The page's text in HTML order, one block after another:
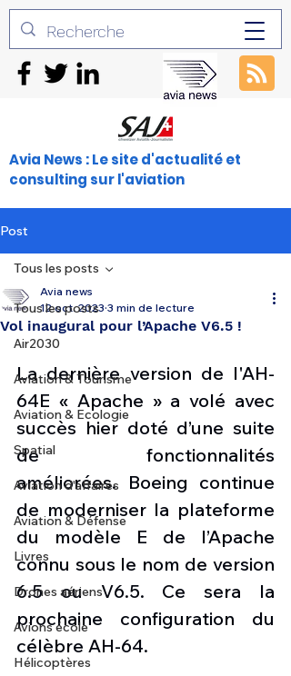
Avia News : Le site d'actualité et
consulting sur l'aviation
Post
Tous les posts
Air2030
Aviation & Tourisme
Aviation & Ecologie
Spatial
Aviation d'affaires
Aviation & Défense
Livres
Drones aériens
Avions école
Hélicoptères
Tous les posts
Vol inaugural pour l’Apache V6.5 !
Avia news
12 oct. 2023 3 min de lecture
La dernière version de l'AH-
64E « Apache » a volé avec
succès hier doté d’une suite
de fonctionnalités
améliorées. Boeing continue
de moderniser la plateforme
du modèle E de l’Apache
connu sous le nom de version
6.5 ou V6.5. Ce sera la
prochaine configuration du
célèbre AH-64.